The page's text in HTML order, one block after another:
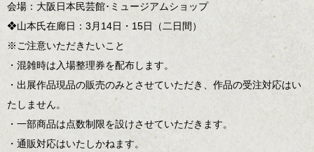
会場：大阪日本民芸館･ミュージアムショップ
❖山本氏在廊日：3月14日・15日（二日間）
※ご注意いただきたいこと
・混雑時は入場整理券を配布します。
・出展作品現品の販売のみとさせていただき、作品の受注対応はい
たしません。
・一部商品は点数制限を設けさせていただきます。
・通販対応はいたしかねます。